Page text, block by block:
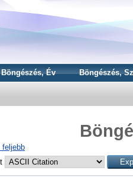
Böngészés, Év Böngészés,
feljebb